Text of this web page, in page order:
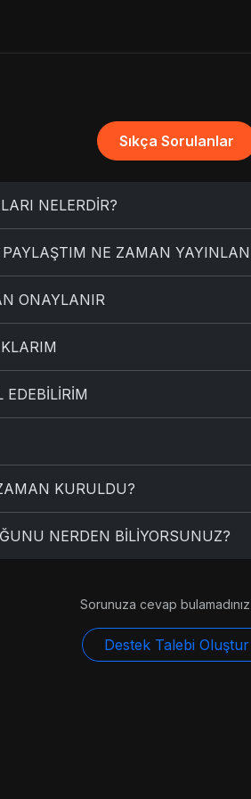
Sıkça Sorulanlar
NELERDİR?
NE ZAMAN
ONAYLANIR
KURULDU?
NERDEN BİLİYORSUNUZ?
Sorunuza cevap bulamadınız
Destek Talebi Oluştur